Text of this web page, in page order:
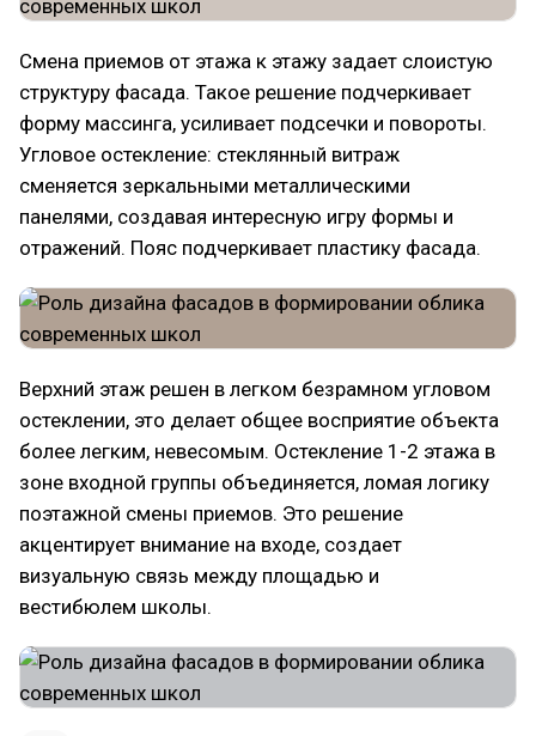
Смена приемов от этажа к этажу задает слоистую
структуру фасада. Такое решение подчеркивает
форму массинга, усиливает подсечки и повороты.
Угловое остекление: стеклянный витраж
сменяется зеркальными металлическими
панелями, создавая интересную игру формы и
отражений. Пояс подчеркивает пластику фасада.
Верхний этаж решен в легком безрамном угловом
остеклении, это делает общее восприятие объекта
более легким, невесомым. Остекление 1-2 этажа в
зоне входной группы объединяется, ломая логику
поэтажной смены приемов. Это решение
акцентирует внимание на входе, создает
визуальную связь между площадью и
вестибюлем школы.